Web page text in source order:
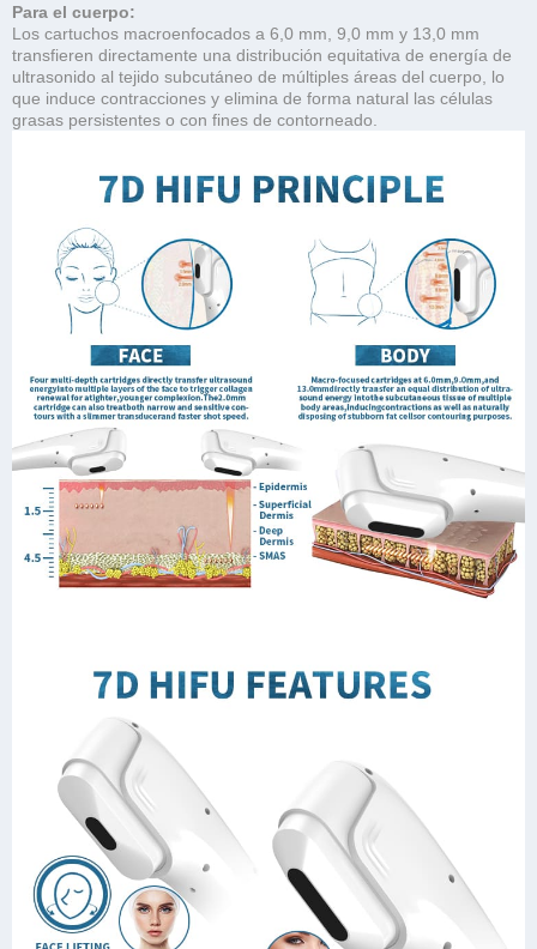
Para el cuerpo:
Los cartuchos macroenfocados a 6,0 mm, 9,0 mm y 13,0 mm
transfieren directamente una distribución equitativa de energía de
ultrasonido al tejido subcutáneo de múltiples áreas del cuerpo, lo
que induce contracciones y elimina de forma natural las células
grasas persistentes o con fines de contorneado.